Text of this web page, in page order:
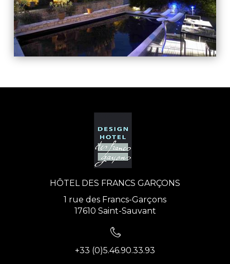
HÔTEL DES FRANCS GARÇONS
1 rue des Francs-Garçons
17610 Saint-Sauvant
+33 (0)5.46.90.33.93